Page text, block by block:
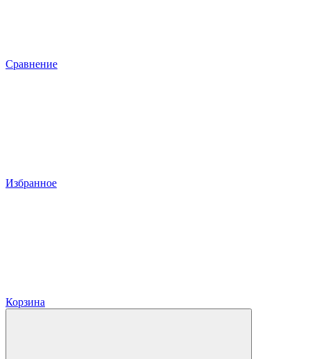
Сравнение
Избранное
Корзина